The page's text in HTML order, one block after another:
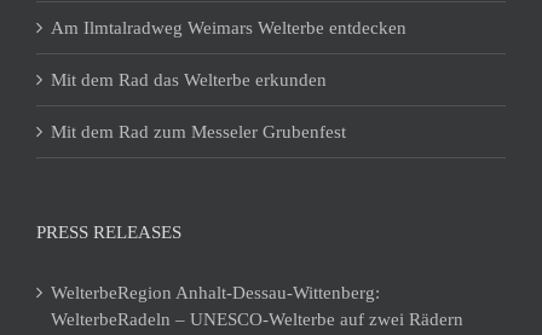
Am Ilmtalradweg Weimars Welterbe entdecken
Mit dem Rad das Welterbe erkunden
Mit dem Rad zum Messeler Grubenfest
PRESS RELEASES
WelterbeRegion Anhalt-Dessau-Wittenberg:
WelterbeRadeln – UNESCO-Welterbe auf zwei Rädern